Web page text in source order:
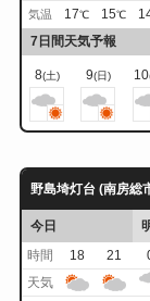
気温 17℃ 15℃
7日間天気予報
8(土) 9(日) 10
野島埼灯台 (南房総
今日
時間
18 21
天気